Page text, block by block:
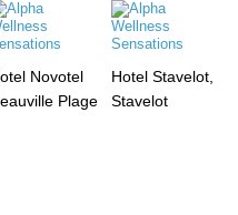
Novotel
Plage
Hotel Stavelot,
Stavelot